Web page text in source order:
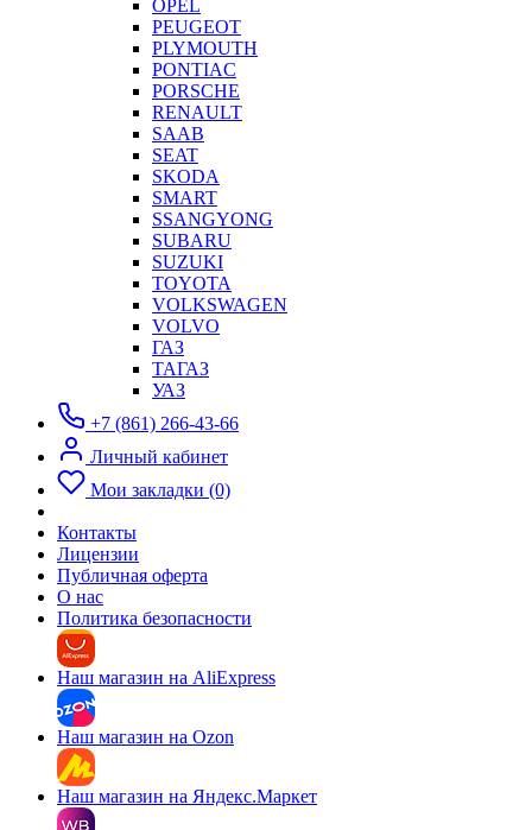
OPEL
PEUGEOT
PLYMOUTH
PONTIAC
PORSCHE
RENAULT
SAAB
SEAT
SKODA
SMART
SSANGYONG
SUBARU
SUZUKI
TOYOTA
VOLKSWAGEN
VOLVO
ГАЗ
ТАГАЗ
УАЗ
+7 (861) 266-43-66
Личный кабинет
Мои закладки (0)
Контакты
Лицензии
Публичная оферта
О нас
Политика безопасности
Наш магазин на AliExpress
Наш магазин на Ozon
Наш магазин на Яндекс.Маркет